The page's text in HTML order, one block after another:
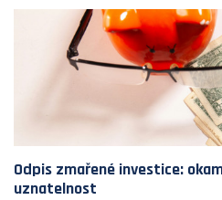
Odpis zmařené investice:
uznatelnost